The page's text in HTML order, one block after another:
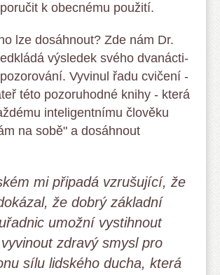
k obecnému použití.
lze dosáhnout? Zde nám Dr.
výsledek svého dva­nác­ti­
Vyvinul řa­­du cvičení -
této pozoruhodné knihy - která
inteligentnímu člověku
na sobě" a dosáhnout
mi při­­padá vzru­­šující, že
že dobrý základní
umožní vystihnout
zdravý smysl pro
sílu lidského ducha, která